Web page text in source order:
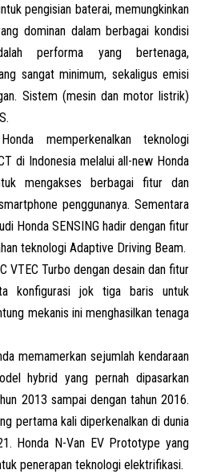
pengisian baterai, memungkinkan
dominan dalam berbagai kondisi
performa yang bertenaga,
sangat minimum, sekaligus emisi
Sistem (mesin dan motor listrik)
memperkenalkan teknologi
di Indonesia melalui all-new Honda
mengakses berbagai fitur dan
penggunanya. Sementara
Honda SENSING hadir dengan fitur
teknologi Adaptive Driving Beam.
VTEC Turbo dengan desain dan fitur
konfigurasi jok tiga baris untuk
mekanis ini menghasilkan tenaga
memamerkan sejumlah kendaraan
hybrid yang pernah dipasarkan
2013 sampai dengan tahun 2016.
pertama kali diperkenalkan di dunia
Honda N-Van EV Prototype yang
penerapan teknologi elektrifikasi.